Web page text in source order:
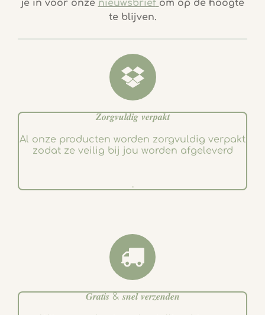
b
o
k
a
g
a
je in voor onze nieuwsbrief om op de hoogte
te blijven.
𝒁𝒐𝒓𝒈𝒗𝒖𝒍𝒅𝒊𝒈 𝒗𝒆𝒓𝒑𝒂𝒌𝒕
Al onze producten worden zorgvuldig verpakt
zodat ze veilig bij jou worden afgeleverd
.
𝑮𝒓𝒂𝒕𝒊𝒔 & 𝒔𝒏𝒆𝒍 𝒗𝒆𝒓𝒛𝒆𝒏𝒅𝒆𝒏